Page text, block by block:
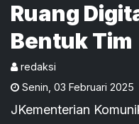
Ruang
Bentuk Tim
redaksi
Senin 03 Februari 2025
JKementerian